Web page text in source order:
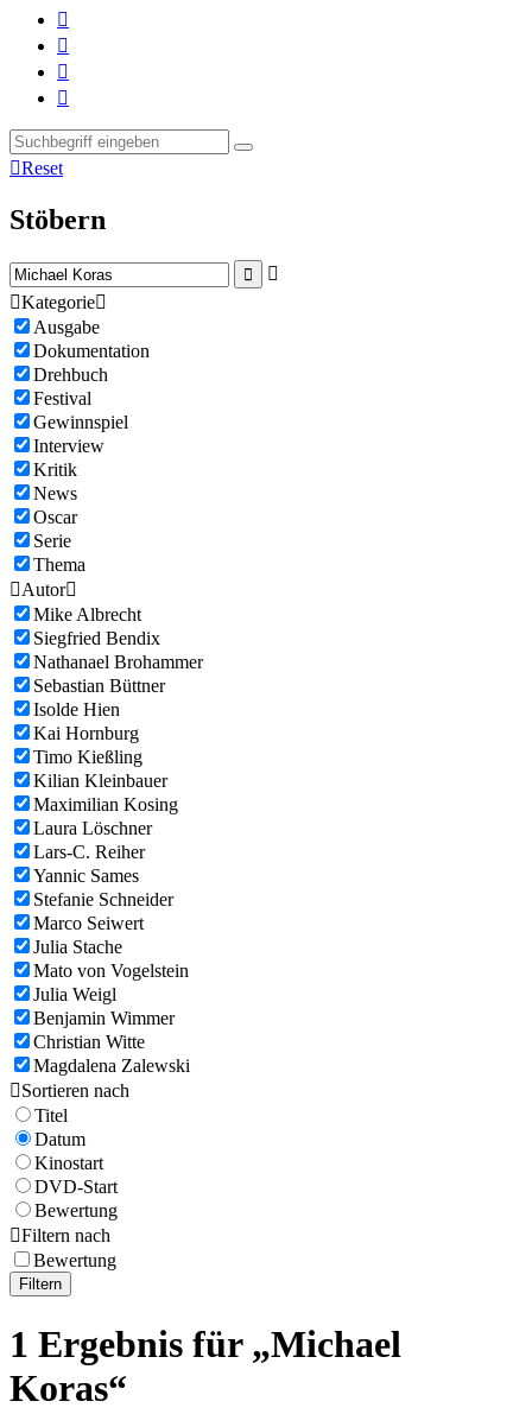




Reset
Stöbern


Kategorie
Ausgabe
Dokumentation
Drehbuch
Festival
Gewinnspiel
Interview
Kritik
News
Oscar
Serie
Thema
Autor
Mike Albrecht
Siegfried Bendix
Nathanael Brohammer
Sebastian Büttner
Isolde Hien
Kai Hornburg
Timo Kießling
Kilian Kleinbauer
Maximilian Kosing
Laura Löschner
Lars-C. Reiher
Yannic Sames
Stefanie Schneider
Marco Seiwert
Julia Stache
Mato von Vogelstein
Julia Weigl
Benjamin Wimmer
Christian Witte
Magdalena Zalewski
Sortieren nach
Titel
Datum
Kinostart
DVD-Start
Bewertung
Filtern nach
Bewertung
Filtern
1 Ergebnis für „Michael
Koras“